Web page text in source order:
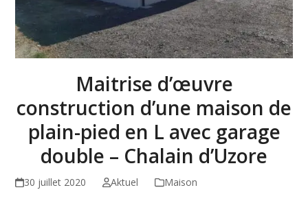
Maitrise d’œuvre
construction d’une maison de
plain-pied en L avec garage
double – Chalain d’Uzore
30 juillet 2020 Aktuel Maison